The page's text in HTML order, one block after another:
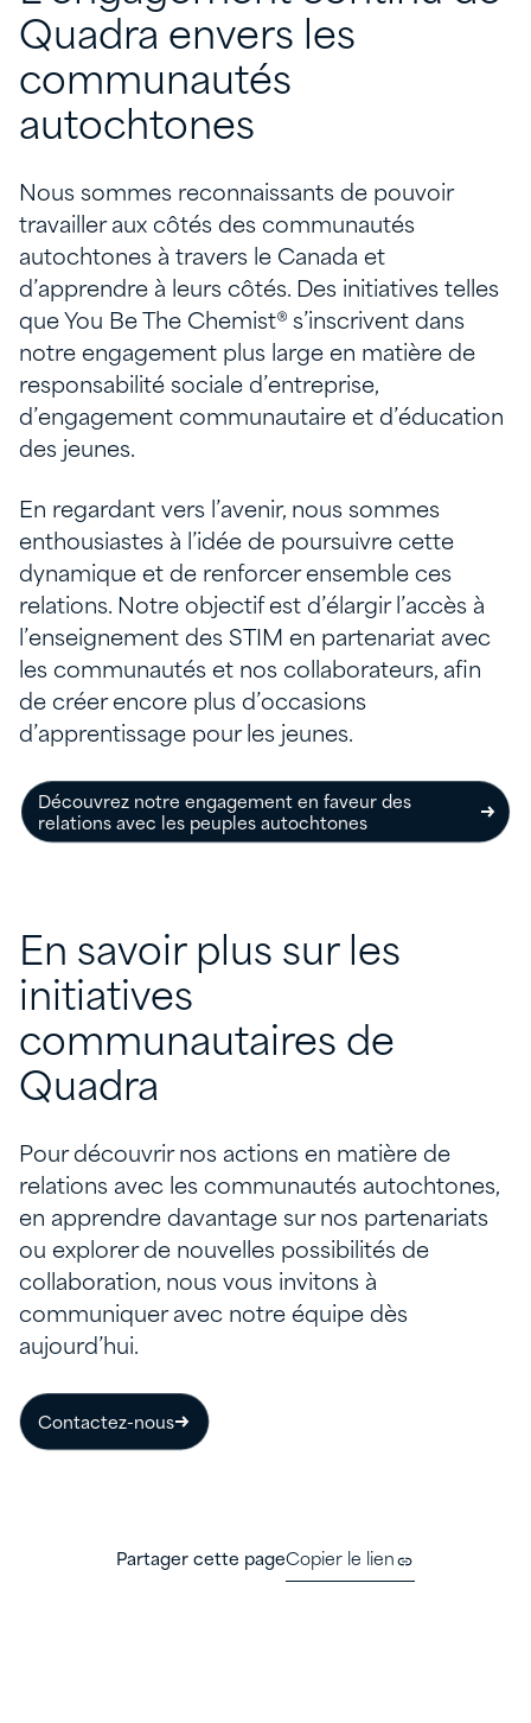
Quadra envers les
communautés
autochtones
Nous sommes reconnaissants de pouvoir
travailler aux côtés des communautés
autochtones à travers le Canada et
d’apprendre à leurs côtés. Des initiatives telles
que You Be The Chemist® s’inscrivent dans
notre engagement plus large en matière de
responsabilité sociale d’entreprise,
d’engagement communautaire et d’éducation
des jeunes.
En regardant vers l’avenir, nous sommes
enthousiastes à l’idée de poursuivre cette
dynamique et de renforcer ensemble ces
relations. Notre objectif est d’élargir l’accès à
l’enseignement des STIM en partenariat avec
les communautés et nos collaborateurs, afin
de créer encore plus d’occasions
d’apprentissage pour les jeunes.
Découvrez notre engagement en faveur des
relations avec les peuples autochtones
En savoir plus sur les
initiatives
communautaires de
Quadra
Pour découvrir nos actions en matière de
relations avec les communautés autochtones,
en apprendre davantage sur nos partenariats
ou explorer de nouvelles possibilités de
collaboration, nous vous invitons à
communiquer avec notre équipe dès
aujourd’hui.
Contactez-nous
Partager cette pageCopier le lien